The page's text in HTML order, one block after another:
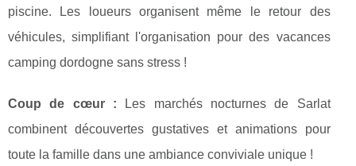
piscine. Les loueurs organisent même le retour des
véhicules, simplifiant l'organisation pour des vacances
camping dordogne sans stress !
Coup de cœur : Les marchés nocturnes de Sarlat
combinent découvertes gustatives et animations pour
toute la famille dans une ambiance conviviale unique !